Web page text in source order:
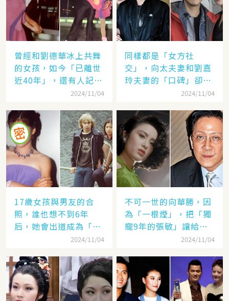
曾經和劉德華冰上共舞
的女孩，如今「已離世
近40年」，還有人記得
2024/11/04
同樣都是「女方社
交」，向太夫妻和劉嘉
玲夫妻的「口碑」卻差
太遠：聽她們對「另一
2024/11/04
17歲女孩與男友的合
照，誰也想不到6年
后，她會出道成為「香
港當紅女星」，至今都
2024/11/04
不可一世的向華勝，因
為「一根煙」，把「獨
寵9年的張敏」讓給了
2024/11/04